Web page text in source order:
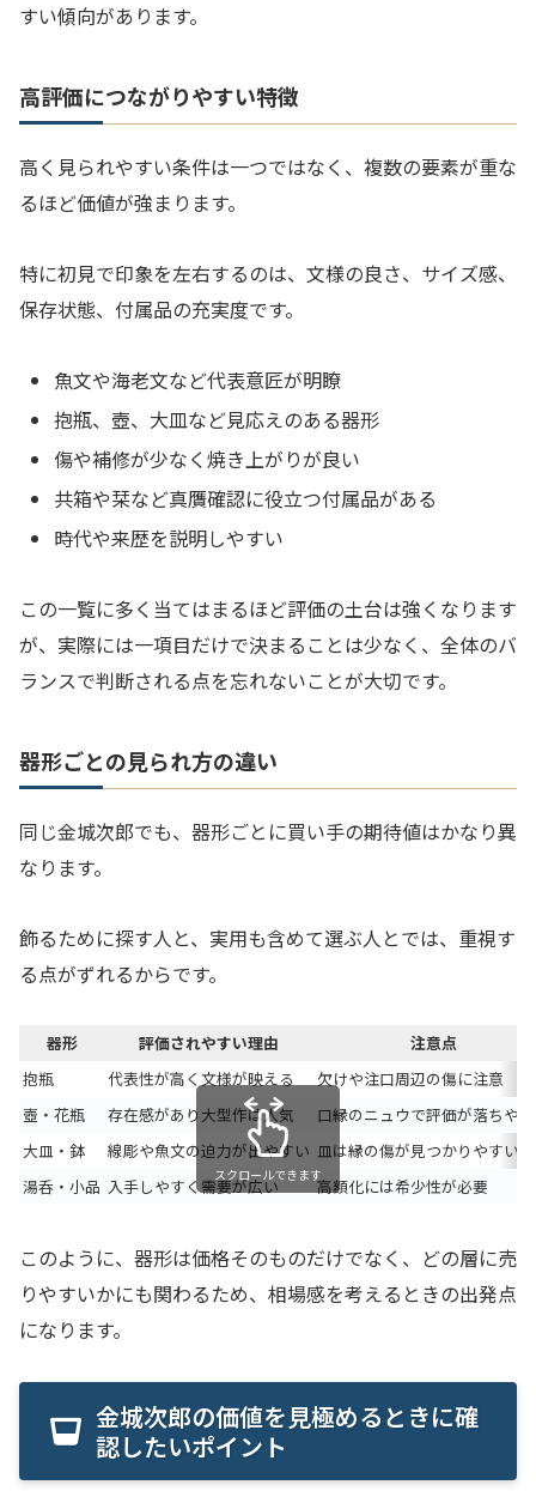
すい傾向があります。
高評価につながりやすい特徴
高く見られやすい条件は一つではなく、複数の要素が重な
るほど価値が強まります。
特に初見で印象を左右するのは、文様の良さ、サイズ感、
保存状態、付属品の充実度です。
魚文や海老文など代表意匠が明瞭
抱瓶、壺、大皿など見応えのある器形
傷や補修が少なく焼き上がりが良い
共箱や栞など真贋確認に役立つ付属品がある
時代や来歴を説明しやすい
この一覧に多く当てはまるほど評価の土台は強くなります
が、実際には一項目だけで決まることは少なく、全体のバ
ランスで判断される点を忘れないことが大切です。
器形ごとの見られ方の違い
同じ金城次郎でも、器形ごとに買い手の期待値はかなり異
なります。
飾るために探す人と、実用も含めて選ぶ人とでは、重視す
る点がずれるからです。
器形 評価されやすい理由
注意点
抱瓶
代表性が高く文様が映える
欠けや注口周辺の傷に注意
壺・花瓶
存在感があり大型作は人気
口縁のニュウで評価が落ちや
大皿・鉢
線彫や魚文の迫力が出やすい 皿は縁の傷が見つかりやすい
湯呑・小品 入手しやすく需要が広い 高額化には希少性が必要
スクロールできます
このように、器形は価格そのものだけでなく、どの層に売
りやすいかにも関わるため、相場感を考えるときの出発点
になります。
金城次郎の価値を見極めるときに確
認したいポイント